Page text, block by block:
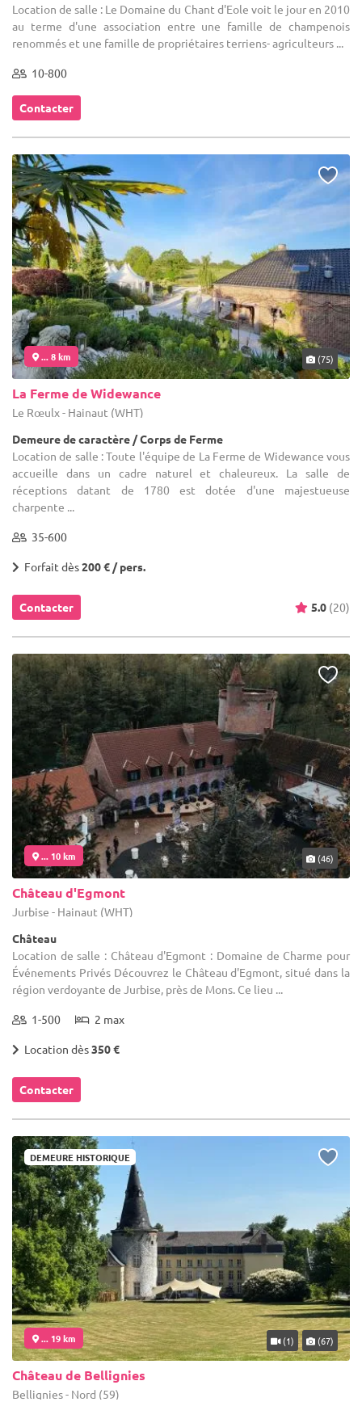
Location de salle : Le Domaine du Chant d'Eole voit le jour en 2010
au terme d'une association entre une famille de champenois
renommés et une famille de propriétaires terriens- agriculteurs ...
10-800
Contacter
... 8 km (75)
La Ferme de Widewance
Le Rœulx - Hainaut (WHT)
Demeure de caractère / Corps de Ferme
Location de salle : Toute l'équipe de La Ferme de Widewance vous
accueille dans un cadre naturel et chaleureux. La salle de
réceptions datant de 1780 est dotée d'une majestueuse
charpente ...
35-600
Forfait dès200 € / pers.
Contacter 5.0 (20)
... 10 km (46)
Château d'Egmont
Jurbise - Hainaut (WHT)
Château
Location de salle : Château d'Egmont : Domaine de Charme pour
Événements Privés Découvrez le Château d'Egmont, situé dans la
région verdoyante de Jurbise, près de Mons. Ce lieu ...
1-500 2 max
Location dès350 €
Contacter
DEMEURE HISTORIQUE
... 19 km (1) (67)
Château de Bellignies
Bellignies - Nord (59)